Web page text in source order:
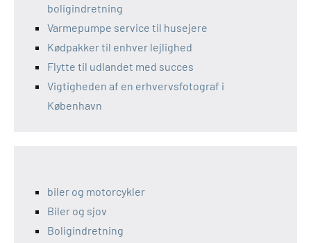
boligindretning
Varmepumpe service til husejere
Kødpakker til enhver lejlighed
Flytte til udlandet med succes
Vigtigheden af en erhvervsfotograf i
København
biler og motorcykler
Biler og sjov
Boligindretning